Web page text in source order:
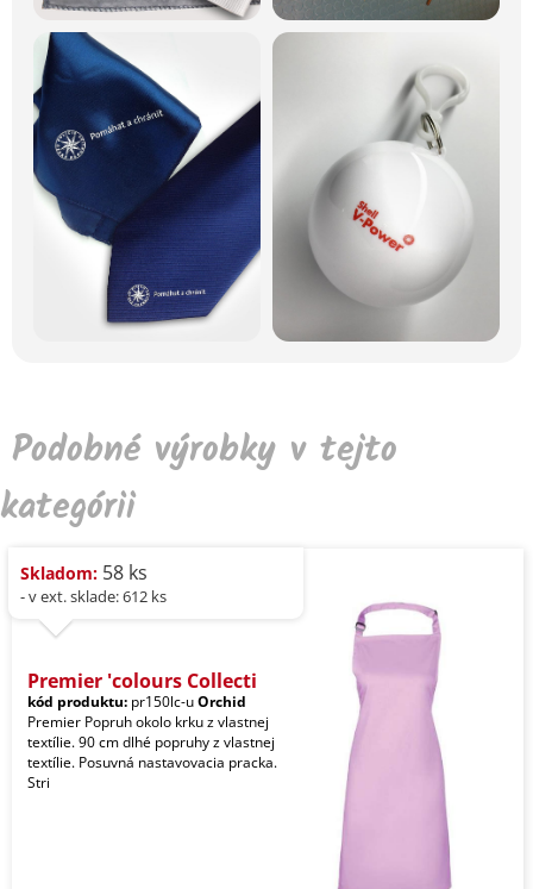
Podobné výrobky v tejto
kategórii
Skladom: 58 ks
- v ext. sklade: 612 ks
Premier 'colours Collecti
kód produktu: pr150lc-uOrchid
Premier Popruh okolo krku z vlastnej
textílie. 90 cm dlhé popruhy z vlastnej
textílie. Posuvná nastavovacia pracka.
Stri